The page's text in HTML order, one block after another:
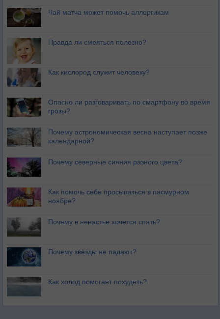
Чай матча может помочь аллергикам
Правда ли смеяться полезно?
Как кислород служит человеку?
Опасно ли разговаривать по смартфону во время
грозы?
Почему астрономическая весна наступает позже
календарной?
Почему северные сияния разного цвета?
Как помочь себе просыпаться в пасмурном
ноябре?
Почему в ненастье хочется спать?
Почему звёзды не падают?
Как холод помогает похудеть?